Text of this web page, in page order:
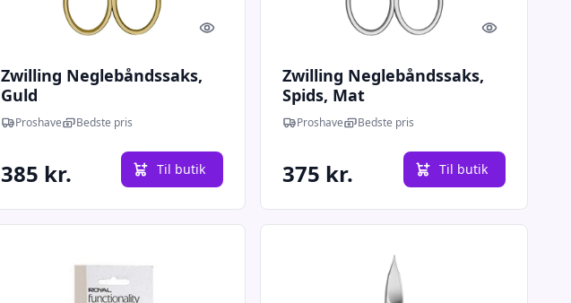
Quick look
Zwilling Neglebåndssaks,
Guld
Proshave Bedste pris
385 kr. Til butik
Quick look
Zwilling Neglebåndssaks,
Spids, Mat
Proshave Bedste pris
375 kr. Til butik